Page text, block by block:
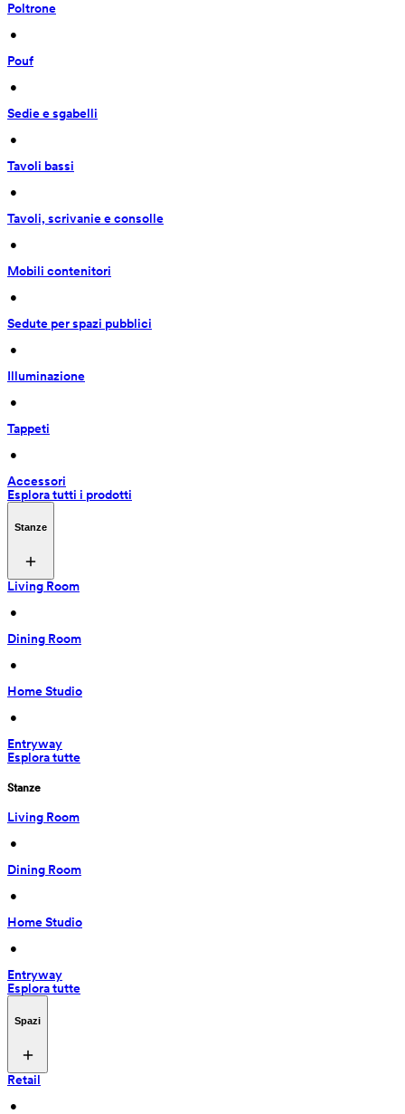
Poltrone
•
Pouf
•
Sedie e sgabelli
•
Tavoli bassi
•
Tavoli, scrivanie e consolle
•
Mobili contenitori
•
Sedute per spazi pubblici
•
Illuminazione
•
Tappeti
•
Accessori
Esplora tutti i prodotti
Stanze
Living Room
•
Dining Room
•
Home Studio
•
Entryway
Esplora tutte
Stanze
Living Room
•
Dining Room
•
Home Studio
•
Entryway
Esplora tutte
Spazi
Retail
•